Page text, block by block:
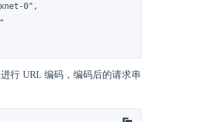
0",
行 URL 编码，编码后的请求串